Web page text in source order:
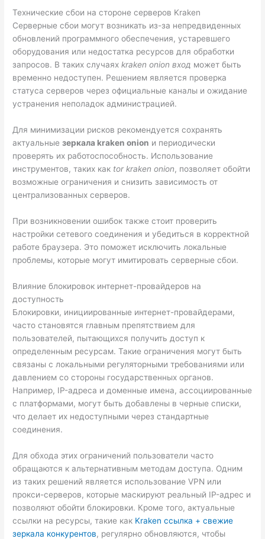
Технические сбои на стороне серверов Kraken
Серверные сбои могут возникать из-за непредвиденных
обновлений программного обеспечения, устаревшего
оборудования или недостатка ресурсов для обработки
запросов. В таких случаяхkraken onion вход может быть
временно недоступен. Решением является проверка
статуса серверов через официальные каналы и ожидание
устранения неполадок администрацией.
Для минимизации рисков рекомендуется сохранять
актуальныезеркала kraken onion и периодически
проверять их работоспособность. Использование
инструментов, таких как tor kraken onion, позволяет обойти
возможные ограничения и снизить зависимость от
централизованных серверов.
При возникновении ошибок также стоит проверить
настройки сетевого соединения и убедиться в корректной
работе браузера. Это поможет исключить локальные
проблемы, которые могут имитировать серверные сбои.
Влияние блокировок интернет-провайдеров на
доступность
Блокировки, инициированные интернет-провайдерами,
часто становятся главным препятствием для
пользователей, пытающихся получить доступ к
определенным ресурсам. Такие ограничения могут быть
связаны с локальными регуляторными требованиями или
давлением со стороны государственных органов.
Например, IP-адреса и доменные имена, ассоциированные
с платформами, могут быть добавлены в черные списки,
что делает их недоступными через стандартные
соединения.
Для обхода этих ограничений пользователи часто
обращаются к альтернативным методам доступа. Одним
из таких решений является использование VPN или
прокси-серверов, которые маскируют реальный IP-адрес и
позволяют обойти блокировки. Кроме того, актуальные
ссылки на ресурсы, такие как Kraken ссылка + свежие
зеркала конкурентов, регулярно обновляются, чтобы